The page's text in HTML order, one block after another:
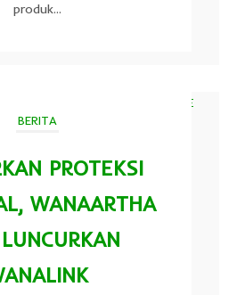
produk...
BERITA
PROTEKSI
WANAARTHA